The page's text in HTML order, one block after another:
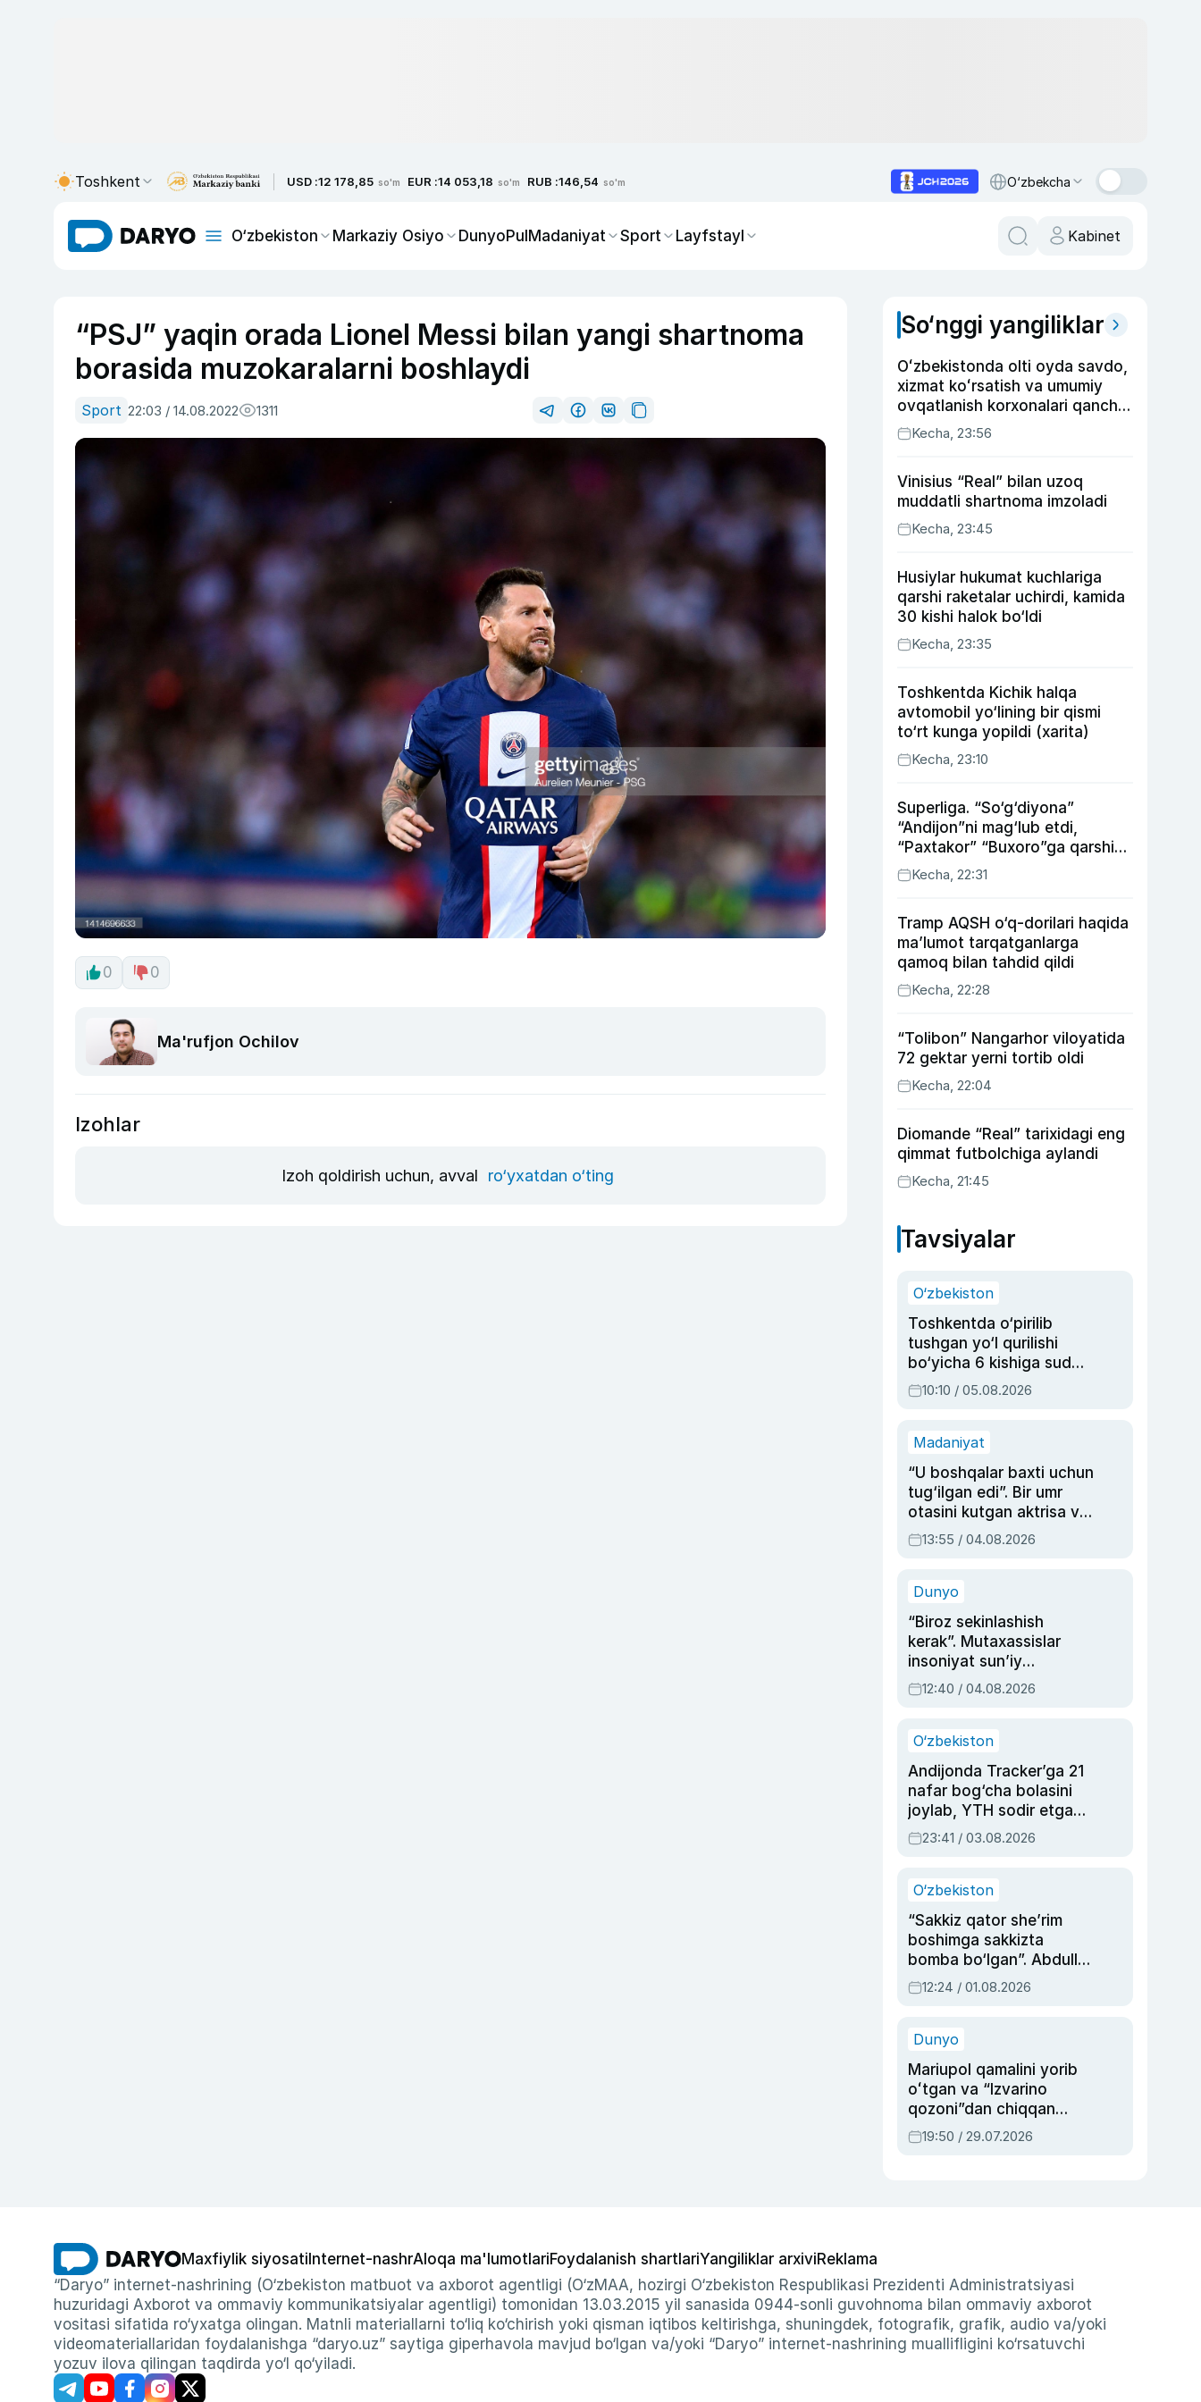
Toshkent USD :12 178,85 so'm EUR :14 053,18 so'm RUB :146,54 so'm O‘zbekcha
O‘zbekiston Markaziy Osiyo DunyoPulMadaniyat Sport Layfstayl Kabinet
“PSJ” yaqin orada Lionel Messi bilan yangi shartnoma
borasida muzokaralarni boshlaydi
Sport 22:03 / 14.08.2022 1311
0 0
Ma'rufjon Ochilov
Izohlar
Izoh qoldirish uchun, avval ro‘yxatdan o‘ting
So‘nggi yangiliklar
Oʻzbekistonda olti oyda savdo,
xizmat koʻrsatish va umumiy
ovqatlanish korxonalari qancha
soliq toʻlagani ochiqlandi
Kecha, 23:56
Vinisius “Real” bilan uzoq
muddatli shartnoma imzoladi
Kecha, 23:45
Husiylar hukumat kuchlariga
qarshi raketalar uchirdi, kamida
30 kishi halok bo‘ldi
Kecha, 23:35
Toshkentda Kichik halqa
avtomobil yo‘lining bir qismi
to‘rt kunga yopildi (xarita)
Kecha, 23:10
Superliga. “So‘g‘diyona”
“Andijon”ni mag‘lub etdi,
“Paxtakor” “Buxoro”ga qarshi
bahsda g‘alabani qo‘ldan
chiqardi
Kecha, 22:31
Tramp AQSH o‘q-dorilari haqida
ma’lumot tarqatganlarga
qamoq bilan tahdid qildi
Kecha, 22:28
“Tolibon” Nangarhor viloyatida
72 gektar yerni tortib oldi
Kecha, 22:04
Diomande “Real” tarixidagi eng
qimmat futbolchiga aylandi
Kecha, 21:45
Tavsiyalar
O‘zbekiston
Toshkentda o‘pirilib
tushgan yo‘l qurilishi
bo‘yicha 6 kishiga sud
hukmi o‘qildi
10:10 / 05.08.2026
Madaniyat
“U boshqalar baxti uchun
tug‘ilgan edi”. Bir umr
otasini kutgan aktrisa va
dublyaj ustasi Rimma
Ahmedovaning
13:55 / 04.08.2026
Dunyo
“Biroz sekinlashish
kerak”. Mutaxassislar
insoniyat sun’iy
intellektni boshqara
olmay qolishidan xavotir
12:40 / 04.08.2026
O‘zbekiston
Andijonda Tracker’ga 21
nafar bog‘cha bolasini
joylab, YTH sodir etgan
ayolga sud hukmi o‘qildi
23:41 / 03.08.2026
O‘zbekiston
“Sakkiz qator she’rim
boshimga sakkizta
bomba bo‘lgan”. Abdulla
Oripovni siyosiy
ayblovlardan asrab
12:24 / 01.08.2026
Dunyo
Mariupol qamalini yorib
oʻtgan va “Izvarino
qozoni”dan chiqqan
qahramon — Ukraina
armiyasi bosh
19:50 / 29.07.2026
Maxfiylik siyosati Internet-nashrAloqa ma'lumotlariFoydalanish shartlariYangiliklar arxiviReklama
“Daryo” internet-nashrining (O‘zbekiston matbuot va axborot agentligi (O‘zMAA, hozirgi O‘zbekiston Respublikasi Prezidenti Administratsiyasi
huzuridagi Axborot va ommaviy kommunikatsiyalar agentligi) tomonidan 13.03.2015 yil sanasida 0944-sonli guvohnoma bilan ommaviy axborot
vositasi sifatida ro‘yxatga olingan. Matnli materiallarni to‘liq ko‘chirish yoki qisman iqtibos keltirishga, shuningdek, fotografik, grafik, audio va/yoki
videomateriallaridan foydalanishga “daryo.uz” saytiga giperhavola mavjud bo‘lgan va/yoki “Daryo” internet-nashrining muallifligini ko‘rsatuvchi
yozuv ilova qilingan taqdirda yo‘l qo‘yiladi.